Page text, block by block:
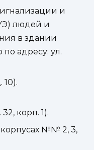
и
людей и
в здании
адресу: ул.
корп. 1).
корпусах №№ 2, 3,